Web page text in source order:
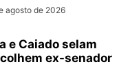
agosto de 2026
e Caiado selam
ex-senador